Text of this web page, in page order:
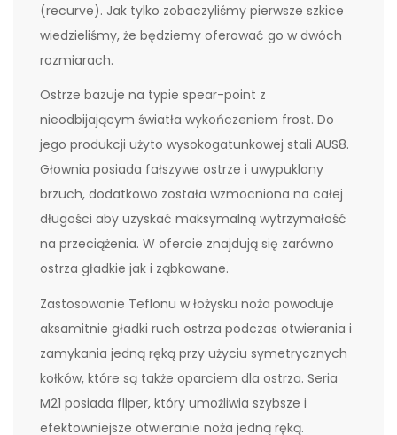
(recurve). Jak tylko zobaczyliśmy pierwsze szkice
wiedzieliśmy, że będziemy oferować go w dwóch
rozmiarach.
Ostrze bazuje na typie spear-point z
nieodbijającym światła wykończeniem frost. Do
jego produkcji użyto wysokogatunkowej stali AUS8.
Głownia posiada fałszywe ostrze i uwypuklony
brzuch, dodatkowo została wzmocniona na całej
długości aby uzyskać maksymalną wytrzymałość
na przeciążenia. W ofercie znajdują się zarówno
ostrza gładkie jak i ząbkowane.
Zastosowanie Teflonu w łożysku noża powoduje
aksamitnie gładki ruch ostrza podczas otwierania i
zamykania jedną ręką przy użyciu symetrycznych
kołków, które są także oparciem dla ostrza. Seria
M21 posiada fliper, który umożliwia szybsze i
efektowniejsze otwieranie noża jedną ręką.